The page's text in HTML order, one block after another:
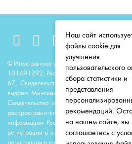
© Иностранное унитарное
101491292, Республика Беларусь,
67, Свидетельство о государственной
выдано Минским горисполкомом 23
Свидетельство о государственной
распространителя печатных
информации Республики Беларусь 11
регистрации в качестве издателя; 11
Наш сайт
файлы cookie для
улучшения
пользовательского
сбора статистики и
представления
рекомендаций.
на нашем сайте, вы
соглашаетесь с